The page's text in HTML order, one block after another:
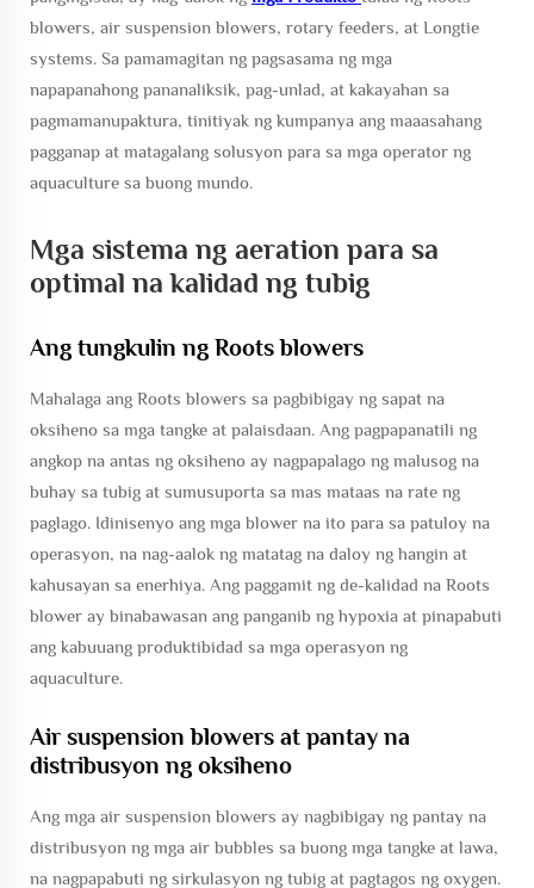
blowers, air suspension blowers, rotary feeders, at Longtie
systems. Sa pamamagitan ng pagsasama ng mga
napapanahong pananaliksik, pag-unlad, at kakayahan sa
pagmamanupaktura, tinitiyak ng kumpanya ang maaasahang
pagganap at matagalang solusyon para sa mga operator ng
aquaculture sa buong mundo.
Mga sistema ng aeration para sa
optimal na kalidad ng tubig
Ang tungkulin ng Roots blowers
Mahalaga ang Roots blowers sa pagbibigay ng sapat na
oksiheno sa mga tangke at palaisdaan. Ang pagpapanatili ng
angkop na antas ng oksiheno ay nagpapalago ng malusog na
buhay sa tubig at sumusuporta sa mas mataas na rate ng
paglago. Idinisenyo ang mga blower na ito para sa patuloy na
operasyon, na nag-aalok ng matatag na daloy ng hangin at
kahusayan sa enerhiya. Ang paggamit ng de-kalidad na Roots
blower ay binabawasan ang panganib ng hypoxia at pinapabuti
ang kabuuang produktibidad sa mga operasyon ng
aquaculture.
Air suspension blowers at pantay na
distribusyon ng oksiheno
Ang mga air suspension blowers ay nagbibigay ng pantay na
distribusyon ng mga air bubbles sa buong mga tangke at lawa,
na nagpapabuti ng sirkulasyon ng tubig at pagtagos ng oxygen.